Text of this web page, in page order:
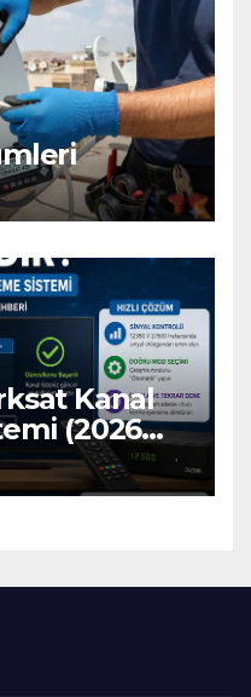
Kanal
(2026